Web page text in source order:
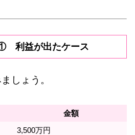
利益が出たケース
しょう。
金額
3,500万円